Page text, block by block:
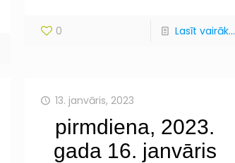
0 Lasīt vairāk...
13. janvāris, 2023
pirmdiena, 2023.
gada 16. janvāris